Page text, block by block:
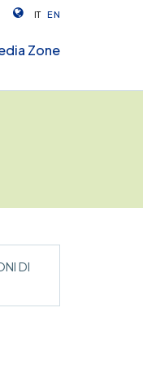
IT EN
Zone
DI